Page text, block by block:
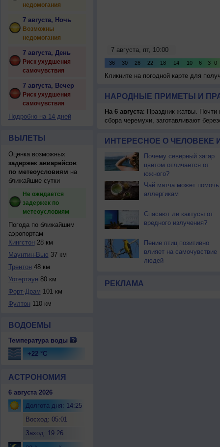
недомогания
7 августа, Ночь
Возможны
недомогания
7 августа, День
Риск ухудшения
самочувствия
7 августа, Вечер
Риск ухудшения
самочувствия
Подробно на 14 дней
ВЫЛЕТЫ
Оценка возможных
задержек авиарейсов
по метеоусловиям на
ближайшие сутки
Не ожидается
задержек по
метеоусловиям
Погода по ближайшим
аэропортам
Кингстон 28 км
Маунтин-Вью 37 км
Трентон 48 км
Уотертаун 80 км
Форт-Драм 101 км
Фултон 110 км
ВОДОЕМЫ
Температура воды
+22 °C
АСТРОНОМИЯ
6 августа 2026
Долгота дня: 14:25
Восход: 05:01
Заход: 19:26
Кликните на погодной карте для
НАРОДНЫЕ ПРИМЕТЫ И
На 6 августа: Праздник жатвы. Почти
сбора черемухи, заготавливают
ИНТЕРЕСНОЕ О ЧЕЛОВЕКЕ
Почему северный загар
цветом отличается от
южного?
Чай матча может помочь
аллергикам
Спасают ли кактусы от
вредного излучения?
Пение птиц позитивно
влияет на самочувствие
людей
РЕКЛАМА